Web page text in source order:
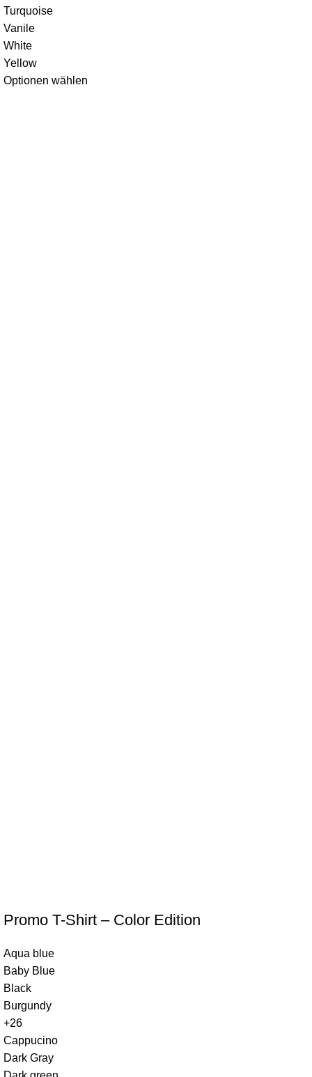
Turquoise
Vanile
White
Yellow
Optionen wählen
Promo T-Shirt – Color Edition
Aqua blue
Baby Blue
Black
Burgundy
+26
Cappucino
Dark Gray